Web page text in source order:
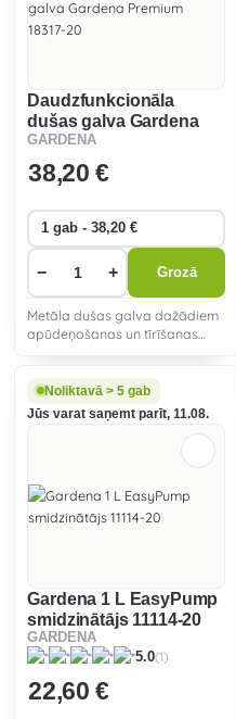
Daudzfunkcionāla
dušas galva Gardena
Premium 18317-20
GARDENA
38,20 €
− + Grozā
Metāla dušas galva dažādiem
apūdeņošanas un tīrīšanas
Izturīgs pret salu.
Noliktavā > 5 gab
Jūs varat saņemt parīt, 11.08.
Gardena 1 L EasyPump
smidzinātājs 11114-20
GARDENA
5.0(1)
22,60 €